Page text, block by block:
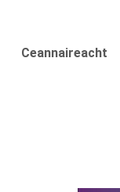
Ceannaireacht